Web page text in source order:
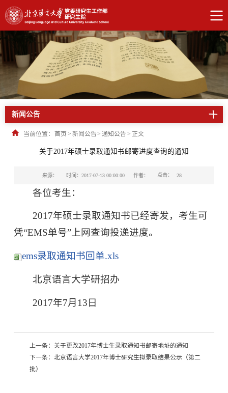
新闻公告
当前位置： 首页 > 新闻公告> 通知公告 > 正文
关于2017年硕士录取通知书邮寄进度查询的通知
来源： 时间：2017-07-13 00:00:00 作者： 点击： 28
各位考生：
2017年硕士录取通知书已经寄发，考生可
凭“EMS单号”上网查询投递进度。
ems录取通知书回单.xls
北京语言大学研招办
2017年7月13日
上一条： 关于更改2017年博士生录取通知书邮寄地址的通知
下一条： 北京语言大学2017年博士研究生拟录取结果公示（第二
批）